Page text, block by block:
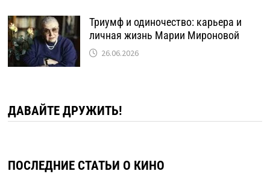
Триумф и одиночество: карьера и
личная жизнь Марии Мироновой
26.06.2026
ДАВАЙТЕ ДРУЖИТЬ!
ПОСЛЕДНИЕ СТАТЬИ О КИНО